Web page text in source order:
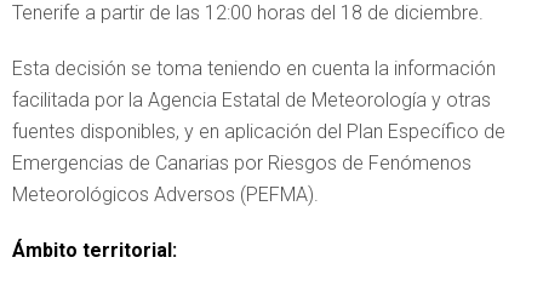
Tenerife a partir de las 12:00 horas del 18 de diciembre.
Esta decisión se toma teniendo en cuenta la información
facilitada por la Agencia Estatal de Meteorología y otras
fuentes disponibles, y en aplicación del Plan Específico de
Emergencias de Canarias por Riesgos de Fenómenos
Meteorológicos Adversos (PEFMA).
Ámbito territorial: